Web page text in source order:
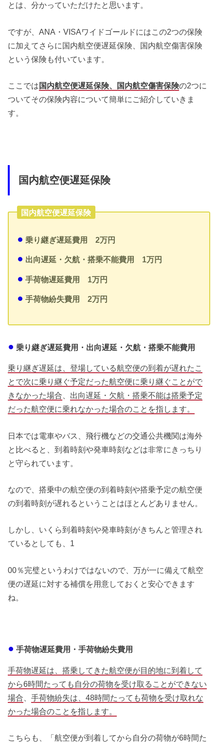
とは、分かっていただけたと思います。
ですが、ANA・VISAワイドゴールドにはこの2つの保険
に加えてさらに国内航空便遅延保険
国内航空傷害保険
という保険も付いています。
ここでは 国内航空便遅延保険、 国内航空傷害保険の2つに
ついてその保険内容について簡単にご紹介していきま
す。
国内航空便遅延保険
国内航空便遅延保険
乗り継ぎ遅延費用 2万円
出向遅延・欠航・搭乗不能費用 1万円
手荷物遅延費用 1万円
手荷物紛失費用 2万円
乗り継ぎ遅延費用・出向遅延・欠航・搭乗不能費用
乗り継ぎ遅延は、登場している航空便の到着が遅れたこ
とで次に乗り継ぐ予定だった航空便に乗り継ぐことがで
きなかった場合
出向遅延・欠航・搭乗不能は搭乗予定
だった航空便に乗れなかった場合のことを指します。
日本では電車やバス、飛行機などの交通公共機関は海外
と比べると、到着時刻や発車時刻などは非常にきっちり
と守られています。
なので、搭乗中の航空便の到着時刻や搭乗予定の航空便
の到着時刻が遅れるということはほとんどありません。
しかし、いくら到着時刻や発車時刻がきちんと管理され
ているとしても、1
00％完璧というわけではないので、万が一に備えて航空
便の遅延に対する補償を用意しておくと安心できます
ね。
手荷物遅延費用・手荷物紛失費用
手荷物遅延は、搭乗してきた航空便が目的地に到着して
から6時間たっても自分の荷物を受け取ることができない
場合 、手荷物紛失は、48時間たっても荷物を受け取れな
かった場合のことを指します。
こちらも、「航空便が到着してから自分の荷物が6時間た